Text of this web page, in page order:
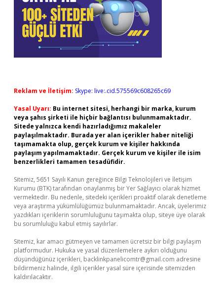
Reklam ve İletişim: Skype: live:.cid.575569c608265c69
Yasal Uyarı: Bu internet sitesi, herhangi bir marka, kurum
veya şahıs şirketi ile hiçbir bağlantısı bulunmamaktadır.
Sitede yalnızca kendi hazırladığımız makaleler
paylaşılmaktadır. Burada yer alan içerikler haber niteliği
taşımamakta olup, gerçek kurum ve kişiler hakkında
paylaşım yapılmamaktadır. Gerçek kurum ve kişiler ile isim
benzerlikleri tamamen tesadüfidir.
Sitemiz, 5651 Sayılı Kanun gereğince Bilgi Teknolojileri ve İletişim
Kurumu (BTK) tarafından onaylanmış bir Yer Sağlayıcı olarak hizmet
vermektedir. Bu nedenle, sitedeki içerikleri proaktif olarak denetleme
veya araştırma yükümlülüğümüz bulunmamaktadır. Ancak, üyelerimiz
yazdıkları içeriklerin sorumluluğunu taşımakta olup, siteye üye olarak
bu sorumluluğu kabul etmiş sayılırlar.
Sitemiz, kar amacı gütmeyen ve tamamen ücretsiz bir bilgi paylaşım
platformudur. Hukuka ve yasal düzenlemelere aykırı olduğunu
düşündüğünüz içerikleri, backlinkpanelicomtr@gmail.com adresine
bildirmeniz halinde, ilgili içerikler yasal süre içerisinde sitemizden
kaldırılacaktır.